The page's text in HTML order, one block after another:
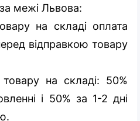
межі Львова:
на складі оплата
відправкою товару
товару на складі: 50%
і 50% за 1-2 дні